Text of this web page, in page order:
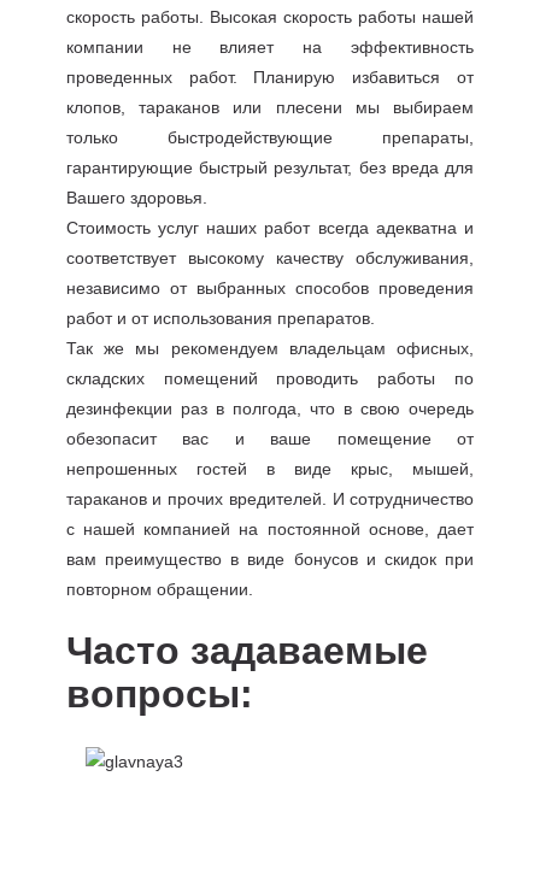
скорость работы. Высокая скорость работы нашей
компании не влияет на эффективность
проведенных работ. Планирую избавиться от
клопов, тараканов или плесени мы выбираем
только быстродействующие препараты,
гарантирующие быстрый результат, без вреда для
Вашего здоровья.
Стоимость услуг наших работ всегда адекватна и
соответствует высокому качеству обслуживания,
независимо от выбранных способов проведения
работ и от использования препаратов.
Так же мы рекомендуем владельцам офисных,
складских помещений проводить работы по
дезинфекции раз в полгода, что в свою очередь
обезопасит вас и ваше помещение от
непрошенных гостей в виде крыс, мышей,
тараканов и прочих вредителей. И сотрудничество
с нашей компанией на постоянной основе, дает
вам преимущество в виде бонусов и скидок при
повторном обращении.
Часто задаваемые
вопросы: